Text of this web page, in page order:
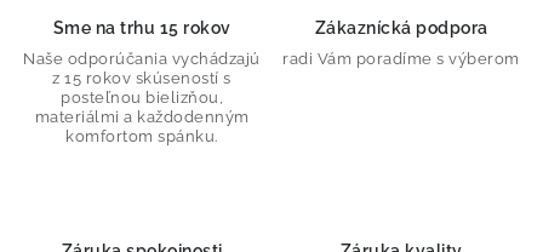
Sme na trhu 15 rokov
Naše odporúčania vychádzajú
z 15 rokov skúseností s
posteľnou bielizňou,
materiálmi a každodenným
komfortom spánku.
Zákaznícká podpora
radi Vám poradíme s výberom